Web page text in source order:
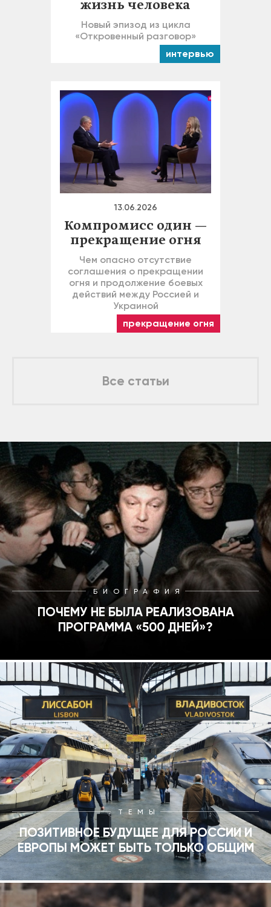
жизнь человека
Новый эпизод из цикла
«Откровенный разговор»
интервью
13.06.2026
Компромисс один —
прекращение огня
Чем опасно отсутствие
соглашения о прекращении
огня и продолжение боевых
действий между Россией и
Украиной
прекращение огня
Все статьи
БИОГРАФИЯ
ПОЧЕМУ НЕ БЫЛА РЕАЛИЗОВАНА
ПРОГРАММА «500 ДНЕЙ»?
ТЕМЫ
ПОЗИТИВНОЕ БУДУЩЕЕ ДЛЯ РОССИИ И
ЕВРОПЫ МОЖЕТ БЫТЬ ТОЛЬКО ОБЩИМ